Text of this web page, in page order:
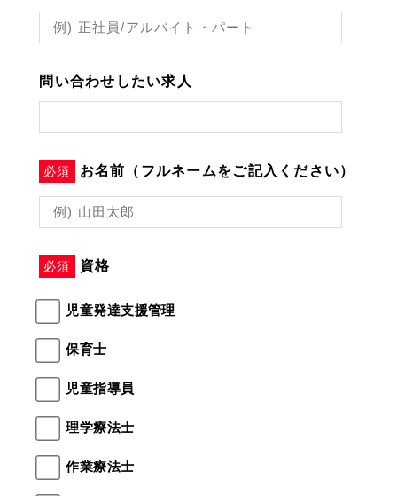
問い合わせしたい求人
必須 お名前（フルネームをご記入ください）
必須 資格
児童発達支援管理
保育士
児童指導員
理学療法士
作業療法士